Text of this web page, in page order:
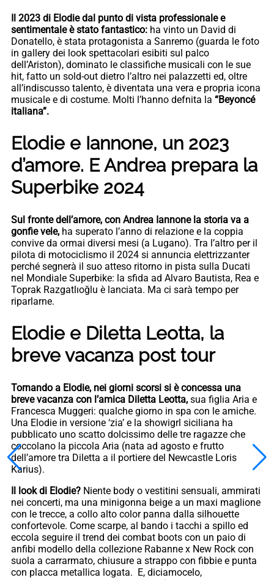
Il 2023 di Elodie dal punto di vista professionale e
sentimentale è stato fantastico: ha vinto un David di
Donatello, è stata protagonista a Sanremo (guarda le foto
in gallery dei look spettacolari esibiti sul palco
dell’Ariston), dominato le classifiche musicali con le sue
hit, fatto un sold-out dietro l’altro nei palazzetti ed, oltre
all’indiscusso talento, è diventata una vera e propria icona
musicale e di costume. Molti l’hanno defnita la “Beyoncé
italiana”.
Elodie e Iannone, un 2023
d’amore. E Andrea prepara la
Superbike 2024
Sul fronte dell’amore, con Andrea Iannone la storia va a
gonfie vele, ha superato l’anno di relazione e la coppia
convive da ormai diversi mesi (a Lugano). Tra l’altro per il
pilota di motociclismo il 2024 si annuncia elettrizzanter
perché segnerà il suo atteso ritorno in pista sulla Ducati
nel Mondiale Superbike: la sfida ad Alvaro Bautista, Rea e
Toprak Razgatlıoğlu è lanciata. Ma ci sarà tempo per
riparlarne.
Elodie e Diletta Leotta, la
breve vacanza post tour
Tornando a Elodie, nei giorni scorsi si è concessa una
breve vacanza con l’amica Diletta Leotta, sua figlia Aria e
Francesca Muggeri: qualche giorno in spa con le amiche.
Una Elodie in versione ‘zia’ e la showigrl siciliana ha
pubblicato uno scatto dolcissimo delle tre ragazze che
coccolano la piccola Aria (nata ad agosto e frutto
dell’amore tra Diletta a il portiere del Newcastle Loris
Karius).
Il look di Elodie? Niente body o vestitini sensuali, ammirati
nei concerti, ma una minigonna beige a un maxi maglione
con le trecce, a collo alto color panna dalla silhouette
confortevole. Come scarpe, al bando i tacchi a spillo ed
eccola seguire il trend dei combat boots con un paio di
anfibi modello della collezione Rabanne x New Rock con
suola a carrarmato, chiusure a strappo con fibbie e punta
con placca metallica logata. E, diciamocelo,